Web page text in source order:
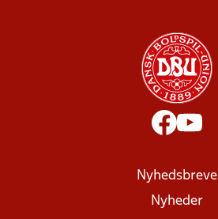
Nyhedsbreve
Nyheder